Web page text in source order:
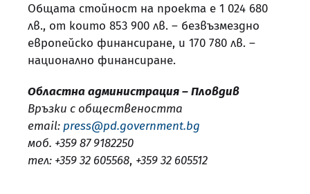
Общата стойност на проекта е 1 024 680
лв., от които 853 900 лв. – безвъзмездно
европейско финансиране, и 170 780 лв. –
национално финансиране.
Областна администрация – Пловдив
Връзки с обществеността
email: press@pd.government.bg
моб. +359 87 9182250
тел: +359 32 605568, +359 32 605512